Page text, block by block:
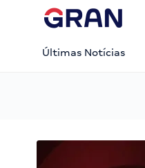
Últimas Notícias